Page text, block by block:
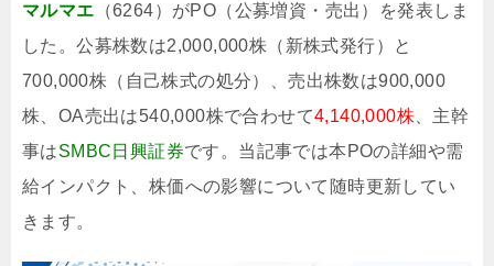
マルマエ （6264）がPO（公募増資・売出）を発表しま
した。公募株数は2,000,000株（新株式発行）と
700,000株（自己株式の処分）、売出株数は900,000
株、OA売出は540,000株で合わせて4,140,000株 、主幹
事はSMBC日興証券です。当記事では本POの詳細や需
給インパクト、株価への影響について随時更新してい
きます。